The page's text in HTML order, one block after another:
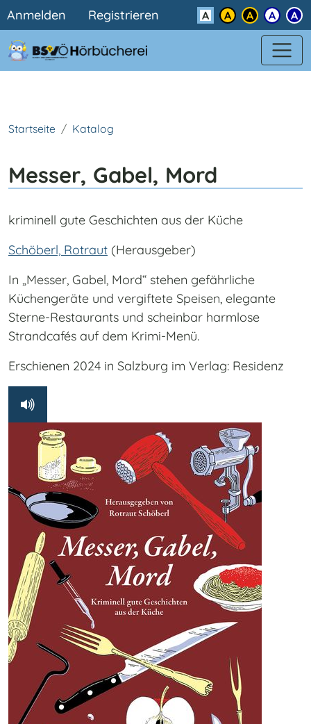
Direkt zum Inhalt
Benutzermenü
Anmelden Registrieren Kontrast
Startseite Katalog
Messer, Gabel, Mord
kriminell gute Geschichten aus der Küche
Schöberl, Rotraut (Herausgeber)
In „Messer, Gabel, Mord“ stehen gefährliche
Küchengeräte und vergiftete Speisen, elegante
Sterne-Restaurants und scheinbar harmlose
Strandcafés auf dem Krimi-Menü.
Erschienen 2024 in Salzburg im Verlag: Residenz